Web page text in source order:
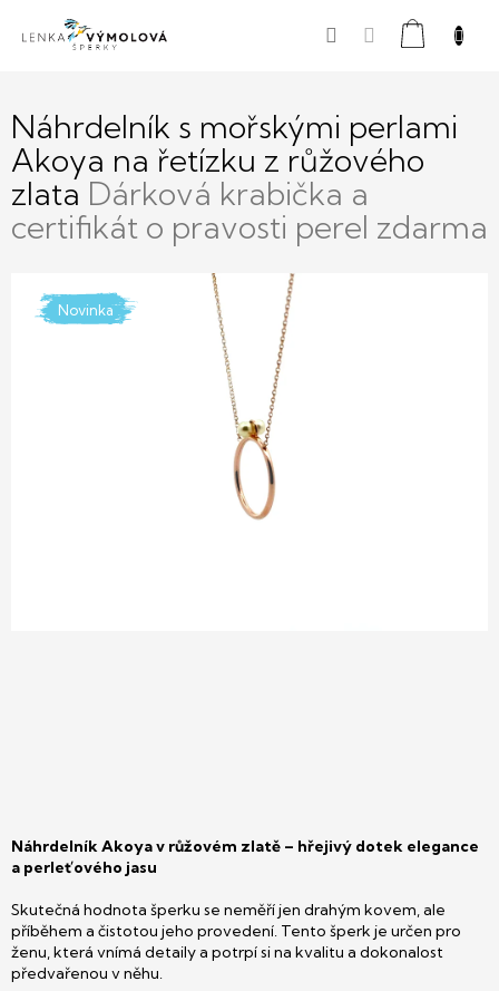
Nákupní
Náhrdelník s mořskými perlami
Akoya na řetízku z růžového
zlata Dárková krabička a
certifikát o pravosti perel zdarma
Novinka
Náhrdelník Akoya v růžovém zlatě – hřejivý dotek elegance
a perleťového jasu
Skutečná hodnota šperku se neměří jen drahým kovem, ale
příběhem a čistotou jeho provedení. Tento šperk je určen pro
ženu, která vnímá detaily a potrpí si na kvalitu a dokonalost
předvařenou v něhu.